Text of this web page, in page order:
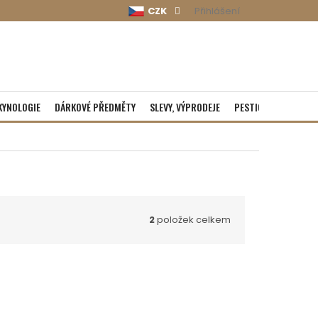
CZK Přihlášení
DÁRKOVÉ PŘEDMĚTY SLEVY, VÝPRODEJE PESTICIDY
2položek celkem